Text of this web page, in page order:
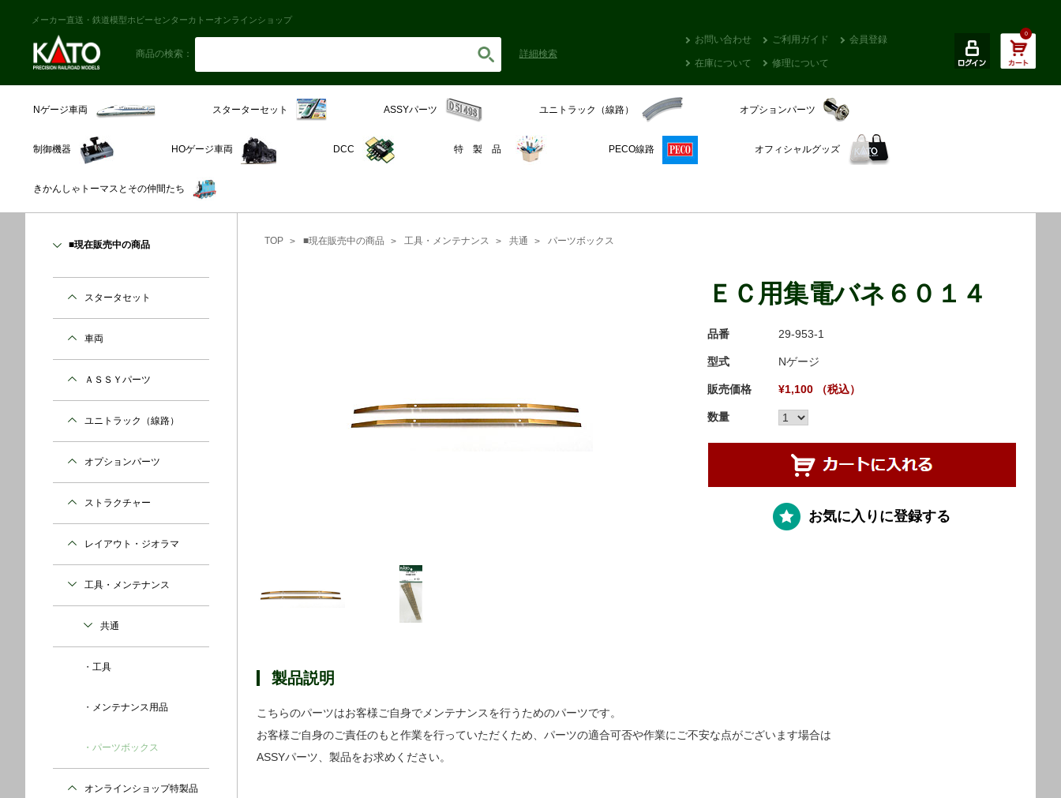
メーカー直送・鉄道模型ホビーセンターカトーオンラインショップ
商品の検索： 詳細検索
お問い合わせ ご利用ガイド 会員登録
在庫について 修理について
0
Nゲージ車両 スターターセット ASSYパーツ ユニトラック（線路） オプションパーツ
制御機器 HOゲージ車両 DCC 特 製 品 PECO線路 オフィシャルグッズ
きかんしゃトーマスとその仲間たち
TOP ■現在販売中の商品 工具・メンテナンス 共通 パーツボックス
ＥＣ用集電バネ６０１４
品番 29-953-1
型式 Nゲージ
販売価格 ¥1,100 （税込）
数量
お気に入りに登録する
製品説明
こちらのパーツはお客様ご自身でメンテナンスを行うためのパーツです。
お客様ご自身のご責任のもと作業を行っていただくため、パーツの適合可否や作業にご不安な点がございます場合は
ASSYパーツ、製品をお求めください。
■現在販売中の商品
スタータセット
車両
ＡＳＳＹパーツ
ユニトラック（線路）
オプションパーツ
ストラクチャー
レイアウト・ジオラマ
工具・メンテナンス
共通
工具
メンテナンス用品
パーツボックス
オンラインショップ特製品